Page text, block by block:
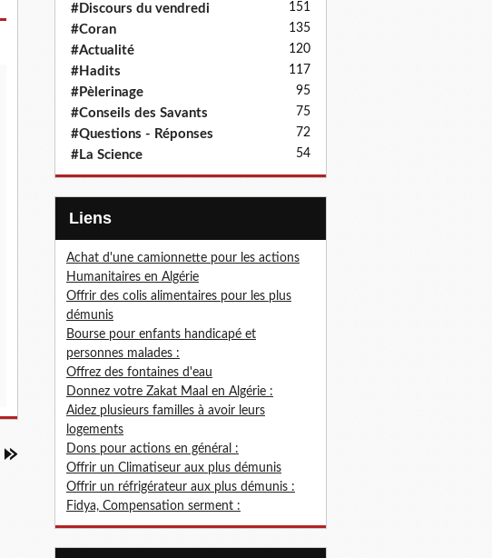
#Discours du vendredi 151
#Coran 135
#Actualité 120
#Hadits 117
#Pèlerinage 95
#Conseils des Savants 75
#Questions - Réponses 72
#La Science 54
Liens
Achat d'une camionnette pour les actions
Humanitaires en Algérie
Offrir des colis alimentaires pour les plus
démunis
Bourse pour enfants handicapé et
personnes malades :
Offrez des fontaines d'eau
Donnez votre Zakat Maal en Algérie :
Aidez plusieurs familles à avoir leurs
logements
Dons pour actions en général :
Offrir un Climatiseur aux plus démunis
Offrir un réfrigérateur aux plus démunis :
Fidya, Compensation serment :